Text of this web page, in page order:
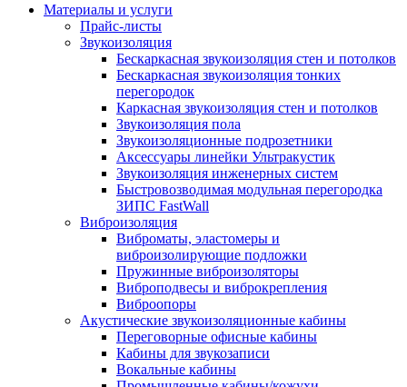
Материалы и услуги
Прайс-листы
Звукоизоляция
Бескаркасная звукоизоляция стен и потолков
Бескаркасная звукоизоляция тонких
перегородок
Каркасная звукоизоляция стен и потолков
Звукоизоляция пола
Звукоизоляционные подрозетники
Аксессуары линейки Ультракустик
Звукоизоляция инженерных систем
Быстровозводимая модульная перегородка
ЗИПС FastWall
Виброизоляция
Виброматы, эластомеры и
виброизолирующие подложки
Пружинные виброизоляторы
Виброподвесы и виброкрепления
Виброопоры
Акустические звукоизоляционные кабины
Переговорные офисные кабины
Кабины для звукозаписи
Вокальные кабины